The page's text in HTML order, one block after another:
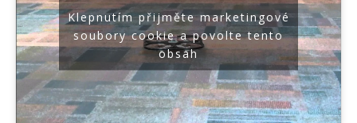
Klepnutím přijměte marketingové
soubory cookie a povolte tento
obsah